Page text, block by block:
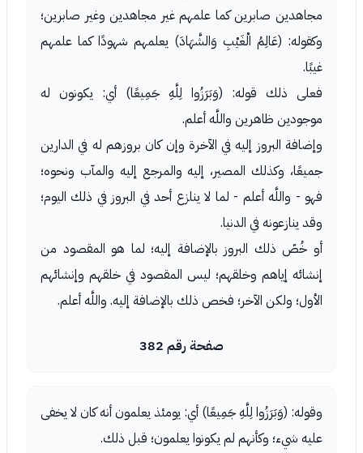
مجاهدين صابرين كما علمهم غير مجاهدين وغير صابرين؛
وكقوله: (عَالِمُ الْغَيْبِ وَالشَّهَادَ) يعلمهم شهودًا كما علمهم
غيبًا.
فعلى ذلك قوله: (وَبَرَزُوا لِلَّهِ جَمِيعًا) أي: يكونون له
موجودين ظاهرين واللَّه أعلم.
وإضافة البروز إليه في الآخرة وإن كان بروزهم له في الدارين
جميعًا، وكذلك المصير، إليه والمرجع إليه والمآب ونحوه؛
فهو - واللَّه أعلم - لما لا ينازع أحد في البروز في ذلك اليوم؛
وقد ينازعونه في الدنيا.
أو خُصّ ذلك البروز بالإضافة إليه؛ لما هو المقصود من
إنشائه إياهم وخلقهم؛ ليس المقصود في خلقهم وإنشائهم
الأول؛ ولكن الآخر؛ فخص ذلك بالإضافة إليه. واللَّه أعلم.
صفحة رقم 382
وقوله: (وَبَرَزُوا لِلَّهِ جَمِيعًا) أي: يومئذ يعلمون أنه كان لا يخفى
عليه شيء؛ وكأنهم لم يكونوا يعلمون؛ قبل ذلك.